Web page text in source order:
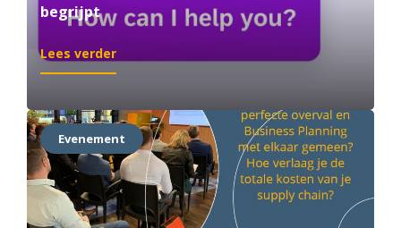
begrijpt
Lees verder:
SAP
de
co-
pilot
die
je
bedrijf
Evenement